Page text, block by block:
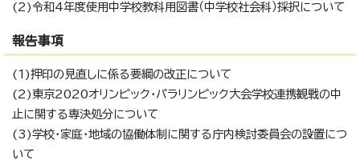
(2)令和4年度使用中学校教科用図書（中学校社会科）採択について
報告事項
(1)押印の見直しに係る要綱の改正について
(2)東京2020オリンピック・パラリンピック大会学校連携観戦の中
止に関する専決処分について
(3)学校・家庭・地域の協働体制に関する庁内検討委員会の設置につ
いて